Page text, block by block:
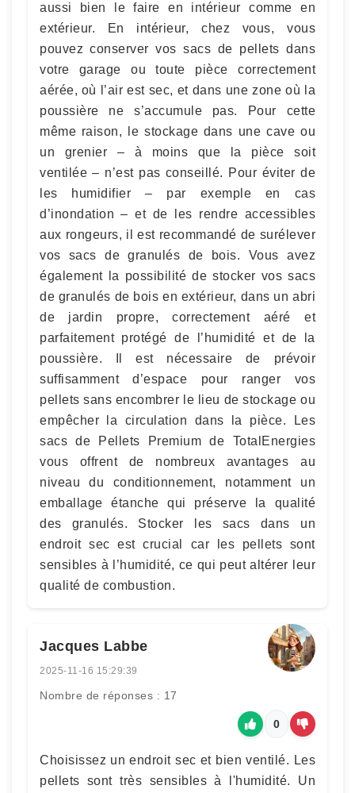
aussi bien le faire en intérieur comme en
extérieur. En intérieur, chez vous, vous
pouvez conserver vos sacs de pellets dans
votre garage ou toute pièce correctement
aérée, où l’air est sec, et dans une zone où la
poussière ne s’accumule pas. Pour cette
même raison, le stockage dans une cave ou
un grenier – à moins que la pièce soit
ventilée – n’est pas conseillé. Pour éviter de
les humidifier – par exemple en cas
d’inondation – et de les rendre accessibles
aux rongeurs, il est recommandé de surélever
vos sacs de granulés de bois. Vous avez
également la possibilité de stocker vos sacs
de granulés de bois en extérieur, dans un abri
de jardin propre, correctement aéré et
parfaitement protégé de l’humidité et de la
poussière. Il est nécessaire de prévoir
suffisamment d’espace pour ranger vos
pellets sans encombrer le lieu de stockage ou
empêcher la circulation dans la pièce. Les
sacs de Pellets Premium de TotalEnergies
vous offrent de nombreux avantages au
niveau du conditionnement, notamment un
emballage étanche qui préserve la qualité
des granulés. Stocker les sacs dans un
endroit sec est crucial car les pellets sont
sensibles à l’humidité, ce qui peut altérer leur
qualité de combustion.
Jacques Labbe
2025-11-16 15:29:39
Nombre de réponses : 17
0
Choisissez un endroit sec et bien ventilé. Les
pellets sont très sensibles à l'humidité. Un